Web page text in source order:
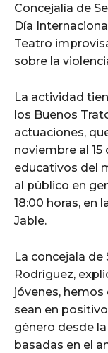
Concejalía de
Día
Teatro
sobre la
La actividad
los Buenos
actuaciones,
noviembre al
educativos del
al público en
18:00 horas, en
Jable.
La concejala de
Rodríguez,
jóvenes,
sean en
género desde
basadas en el